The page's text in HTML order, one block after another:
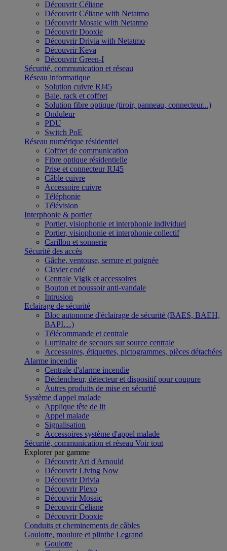
Découvrir Céliane
Découvrir Céliane with Netatmo
Découvrir Mosaic with Netatmo
Découvrir Dooxie
Découvrir Drivia with Netatmo
Découvrir Keva
Découvrir Green-I
Sécurité, communication et réseau
Réseau informatique
Solution cuivre RJ45
Baie, rack et coffret
Solution fibre optique (tiroir, panneau, connecteur...)
Onduleur
PDU
Switch PoE
Réseau numérique résidentiel
Coffret de communication
Fibre optique résidentielle
Prise et connecteur RJ45
Câble cuivre
Accessoire cuivre
Téléphonie
Télévision
Interphonie & portier
Portier, visiophonie et interphonie individuel
Portier, visiophonie et interphonie collectif
Carillon et sonnerie
Sécurité des accès
Gâche, ventouse, serrure et poignée
Clavier codé
Centrale Vigik et accessoires
Bouton et poussoir anti-vandale
Intrusion
Eclairage de sécurité
Bloc autonome d'éclairage de sécurité (BAES, BAEH,
BAPI…)
Télécommande et centrale
Luminaire de secours sur source centrale
Accessoires, étiquettes, pictogrammes, pièces détachées
Alarme incendie
Centrale d'alarme incendie
Déclencheur, détecteur et dispositif pour coupure
Autres produits de mise en sécurité
Système d'appel malade
Applique tête de lit
Appel malade
Signalisation
Accessoires système d'appel malade
Sécurité, communication et réseau Voir tout
Explorer par gamme
Découvrir Art d'Arnould
Découvrir Living Now
Découvrir Drivia
Découvrir Plexo
Découvrir Mosaic
Découvrir Céliane
Découvrir Dooxie
Conduits et cheminements de câbles
Goulotte, moulure et plinthe Legrand
Goulotte